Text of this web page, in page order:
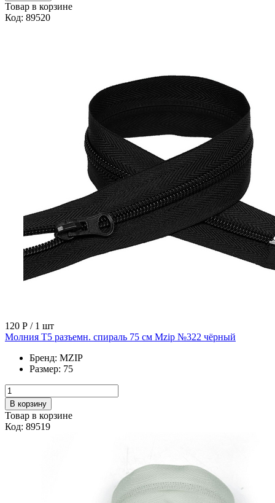
Товар в корзине
Код: 89520
120 Р / 1 шт
Молния Т5 разъемн. спираль 75 см Mzip №322 чёрный
Бренд: MZIP
Размер: 75
В корзину
Товар в корзине
Код: 89519